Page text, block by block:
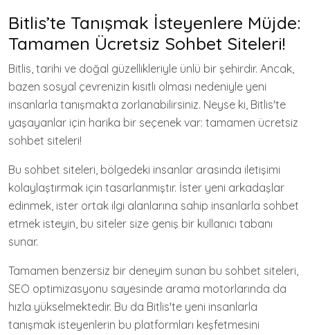
Bitlis’te Tanışmak İsteyenlere Müjde:
Tamamen Ücretsiz Sohbet Siteleri!
Bitlis, tarihi ve doğal güzellikleriyle ünlü bir şehirdir. Ancak,
bazen sosyal çevrenizin kısıtlı olması nedeniyle yeni
insanlarla tanışmakta zorlanabilirsiniz. Neyse ki, Bitlis'te
yaşayanlar için harika bir seçenek var: tamamen ücretsiz
sohbet siteleri!
Bu sohbet siteleri, bölgedeki insanlar arasında iletişimi
kolaylaştırmak için tasarlanmıştır. İster yeni arkadaşlar
edinmek, ister ortak ilgi alanlarına sahip insanlarla sohbet
etmek isteyin, bu siteler size geniş bir kullanıcı tabanı
sunar.
Tamamen benzersiz bir deneyim sunan bu sohbet siteleri,
SEO optimizasyonu sayesinde arama motorlarında da
hızla yükselmektedir. Bu da Bitlis'te yeni insanlarla
tanışmak isteyenlerin bu platformları keşfetmesini